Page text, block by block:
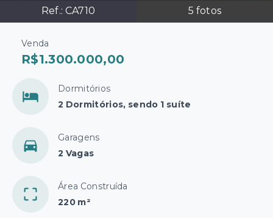
Ref.: CA710 5 fotos
Venda
R$1.300.000,00
Dormitórios
2 Dormitórios, sendo 1 suíte
Garagens
2 Vagas
Área Construída
220 m²